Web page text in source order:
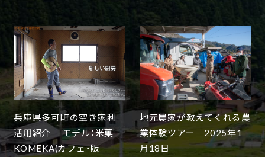
兵庫県多可町の空き家利
活用紹介 モデル：米菓
KOMEKA(カフェ・販
地元農家が教えてくれる農
業体験ツアー 2025年1
月18日